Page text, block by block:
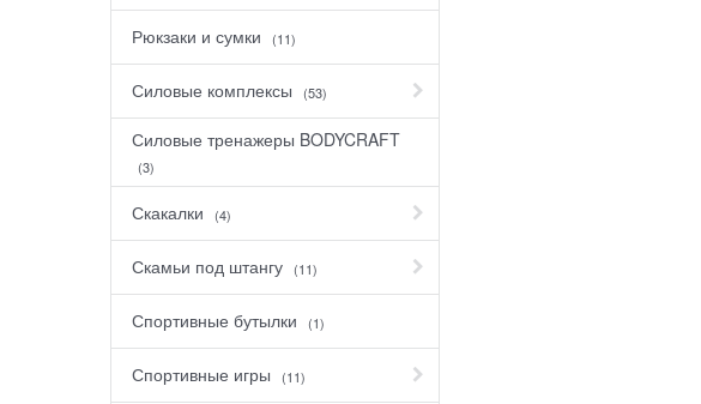
Рюкзаки и сумки (11)
Силовые комплексы (53)
Силовые тренажеры BODYCRAFT
(3)
Скакалки (4)
Скамьи под штангу (11)
Спортивные бутылки (1)
Спортивные игры (11)